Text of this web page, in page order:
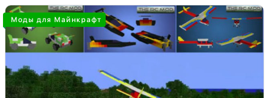
Моды для Майнкрафт